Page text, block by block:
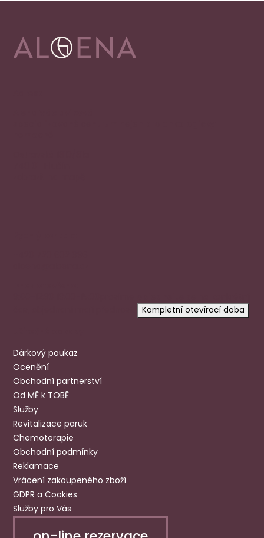
Kompletní otevírací doba
Dárkový poukaz
Ocenění
Obchodní partnerství
Od MĚ k TOBĚ
Služby
Revitalizace paruk
Chemoterapie
Obchodní podmínky
Reklamace
Vrácení zakoupeného zboží
GDPR a Cookies
Služby pro Vás